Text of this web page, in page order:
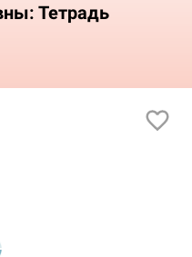
Тетрадь